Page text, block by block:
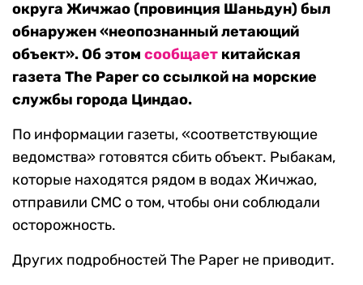
округа Жичжао (провинция Шаньдун) был
обнаружен «неопознанный летающий
объект». Об этом сообщает китайская
газета The Paper со ссылкой на морские
службы города Циндао.
По информации газеты, «соответствующие
ведомства» готовятся сбить объект. Рыбакам,
которые находятся рядом в водах Жичжао,
отправили СМС о том, чтобы они соблюдали
осторожность.
Других подробностей The Paper не приводит.